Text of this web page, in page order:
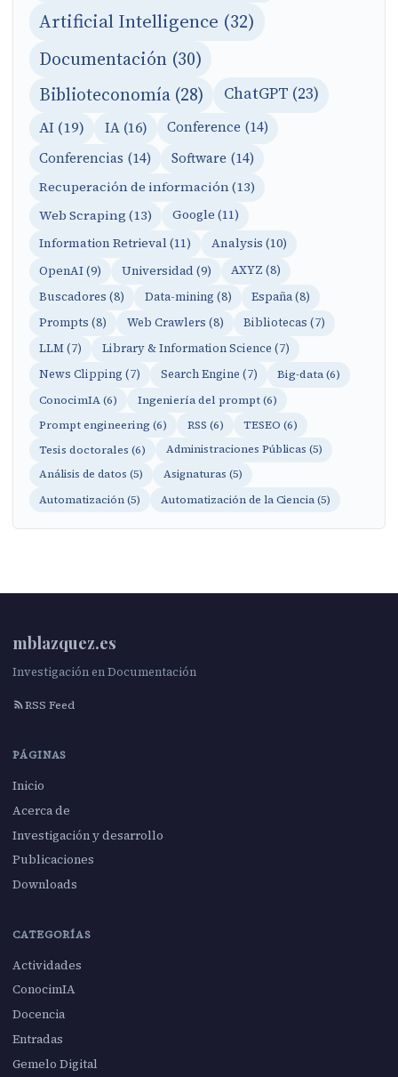
Artificial Intelligence (32)
Documentación (30)
Biblioteconomía (28) ChatGPT (23)
AI (19) IA (16)
Conference (14)
Conferencias (14)
Software (14)
Recuperación de información (13)
Web Scraping (13)
Google (11)
Information Retrieval (11)
Analysis (10)
OpenAI (9) Universidad (9)
AXYZ (8)
Buscadores (8)
Data-mining (8)
España (8)
Prompts (8)
Web Crawlers (8)
Bibliotecas (7)
LLM (7)
Library & Information Science (7)
News Clipping (7)
Search Engine (7)
Big-data (6)
ConocimIA (6)
Ingeniería del prompt (6)
Prompt engineering (6)
RSS (6)
TESEO (6)
Tesis doctorales (6)
Administraciones Públicas (5)
Análisis de datos (5)
Asignaturas (5)
Automatización (5)
Automatización de la Ciencia (5)
mblazquez.es
Investigación en Documentación
RSS Feed
PÁGINAS
Inicio
Acerca de
Investigación y desarrollo
Publicaciones
Downloads
CATEGORÍAS
Actividades
ConocimIA
Docencia
Entradas
Gemelo Digital